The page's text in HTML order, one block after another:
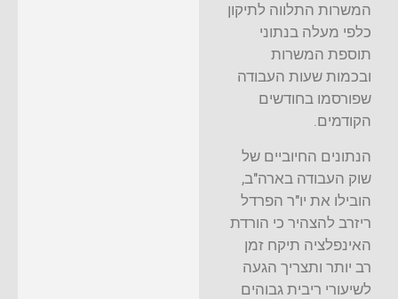
המשרות התלווה לתיקון
כלפי מעלה בנתוני
תוספת המשרות
ובכמות שעות העבודה
שפורסמו בחודשים
הקודמים.
הנתונים החיוביים של
שוק העבודה בארה"ב,
הובילו את יו"ר הפרדל
ריזרב להצהיר כי הורדת
האינפלציה תיקח זמן
רב יותר ותצריך הגעה
לשיעורי ריבית גבוהים